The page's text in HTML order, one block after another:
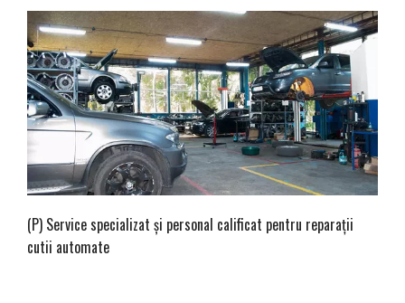
(P) Service specializat şi personal calificat pentru reparaţii
cutii automate